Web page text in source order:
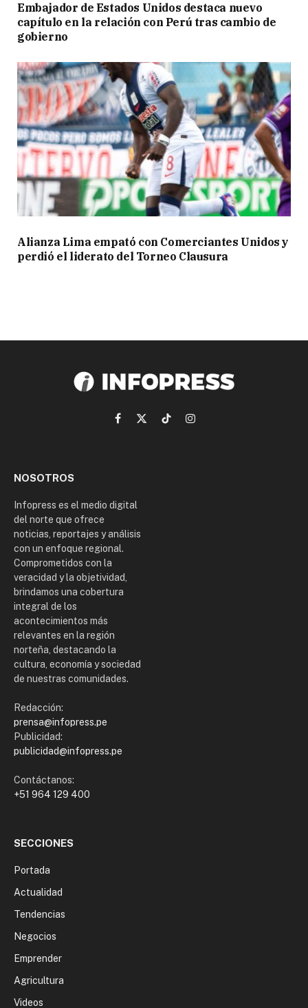
Embajador de Estados Unidos destaca nuevo
capítulo en la relación con Perú tras cambio de
gobierno
Alianza Lima empató con Comerciantes Unidos y
perdió el liderato del Torneo Clausura
Facebook
X
TikTokInstagram
NOSOTROS
Infopress es el medio digital
del norte que ofrece
noticias, reportajes y análisis
con un enfoque regional.
Comprometidos con la
veracidad y la objetividad,
brindamos una cobertura
integral de los
acontecimientos más
relevantes en la región
norteña, destacando la
cultura, economía y sociedad
de nuestras comunidades.
Redacción:
prensa@infopress.pe
Publicidad:
publicidad@infopress.pe
Contáctanos:
+51 964 129 400
SECCIONES
Portada
Actualidad
Tendencias
Negocios
Emprender
Agricultura
Videos